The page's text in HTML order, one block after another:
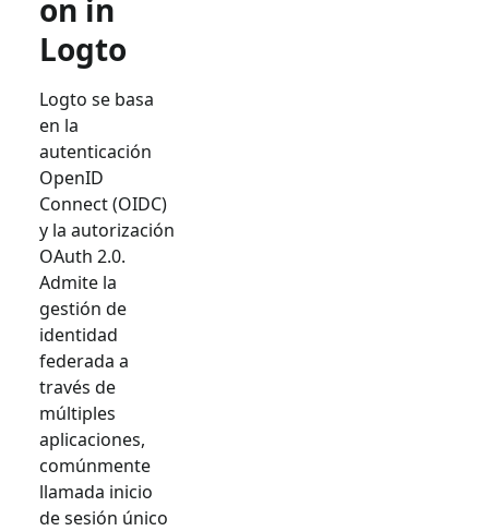
on in
Logto
Logto se basa
en la
autenticación
OpenID
Connect (OIDC)
y la autorización
OAuth 2.0.
Admite la
gestión de
identidad
federada a
través de
múltiples
aplicaciones,
comúnmente
llamada inicio
de sesión único